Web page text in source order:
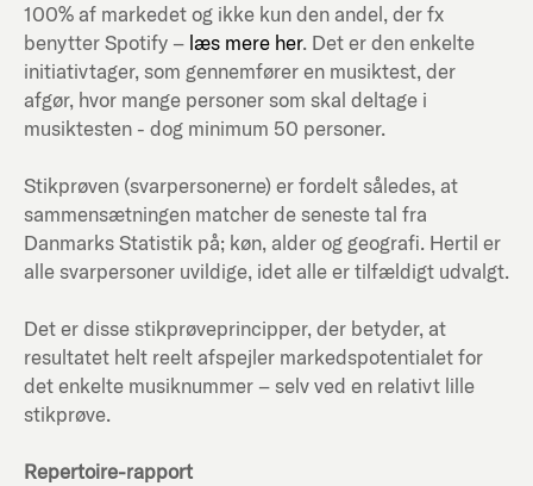
100% af markedet og ikke kun den andel, der fx
benytter Spotify – læs mere her. Det er den enkelte
initiativtager, som gennemfører en musiktest, der
afgør, hvor mange personer som skal deltage i
musiktesten - dog minimum 50 personer.
Stikprøven (svarpersonerne) er fordelt således, at
sammensætningen matcher de seneste tal fra
Danmarks Statistik på; køn, alder og geografi. Hertil er
alle svarpersoner uvildige, idet alle er tilfældigt udvalgt.
Det er disse stikprøveprincipper, der betyder, at
resultatet helt reelt afspejler markedspotentialet for
det enkelte musiknummer – selv ved en relativt lille
stikprøve.
Repertoire-rapport